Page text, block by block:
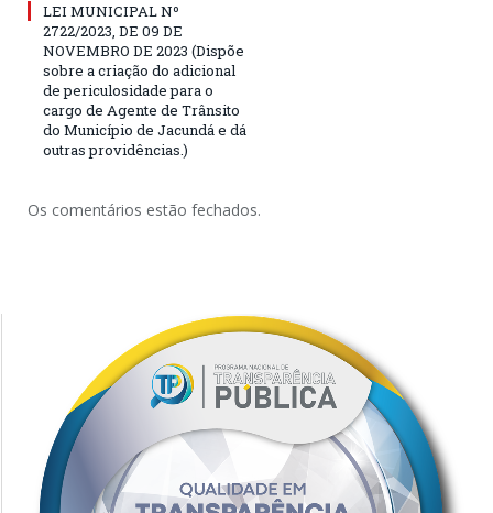
LEI MUNICIPAL Nº
2722/2023, DE 09 DE
NOVEMBRO DE 2023 (Dispõe
sobre a criação do adicional
de periculosidade para o
cargo de Agente de Trânsito
do Município de Jacundá e dá
outras providências.)
Os comentários estão fechados.